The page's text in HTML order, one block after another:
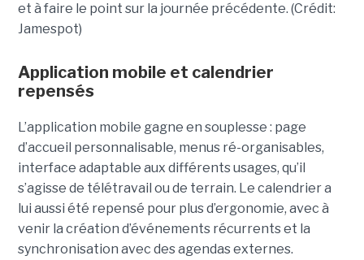
et à faire le point sur la journée précédente. (Crédit:
Jamespot)
Application mobile et calendrier
repensés
L’application mobile gagne en souplesse : page
d’accueil personnalisable, menus ré-organisables,
interface adaptable aux différents usages, qu’il
s’agisse de télétravail ou de terrain. Le calendrier a
lui aussi été repensé pour plus d’ergonomie, avec à
venir la création d’événements récurrents et la
synchronisation avec des agendas externes.